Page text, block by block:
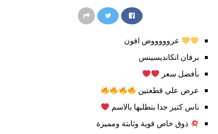
عروووووض افون
برفان انكانديسينس
بأفضل سعر ⁦
عرض علي قطعتين
ناس كتير جدا بتطلبها بالاسم
ذوق خاص قوية وثابتة ومميزة